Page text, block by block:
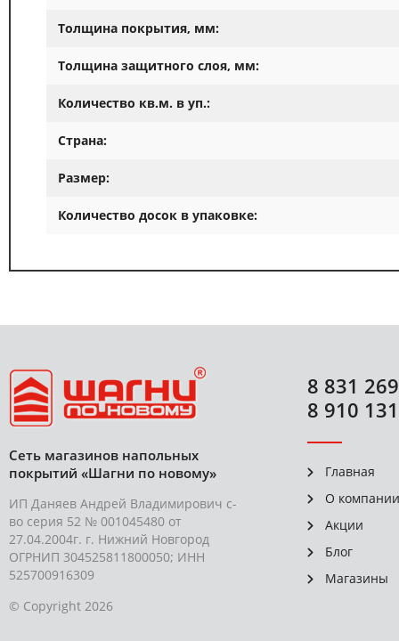
Толщина покрытия, мм:
Толщина защитного слоя, мм:
Количество кв.м. в уп.:
Страна:
Размер:
Количество досок в упаковке:
Сеть магазинов напольных
покрытий «Шагни по новому»
ИП Даняев Андрей Владимирович с-
во серия 52 № 001045480 от
27.04.2004г. г. Нижний Новгород
ОГРНИП 304525811800050; ИНН
525700916309
© Copyright 2026
8 831
8 910
Главная
О компании
Акции
Блог
Магазины